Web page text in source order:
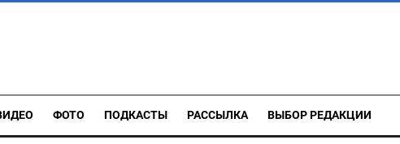
ФОТО ПОДКАСТЫ РАССЫЛКА ВЫБОР РЕДАКЦИИ